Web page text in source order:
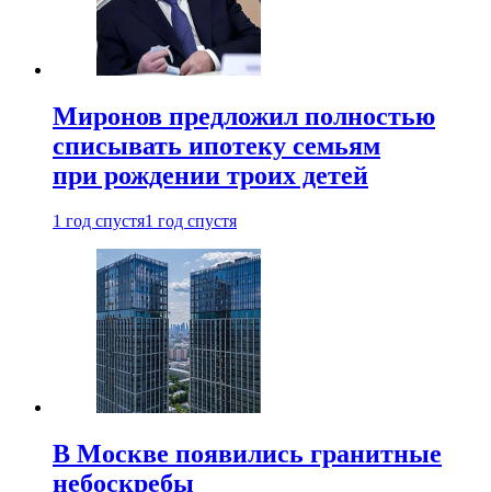
Миронов предложил полностью
списывать ипотеку семьям
при рождении троих детей
1 год спустя1 год спустя
В Москве появились гранитные
небоскребы